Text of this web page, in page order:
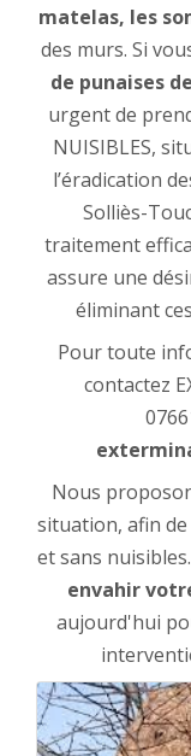
matelas, les
des murs. Si
de punaises
urgent de
NUISIBLES,
l’éradication
Solliès-
traitement
assure une
éliminant
Pour toute
contactez
Nous
situation, afin
et sans
envahir
aujourd'hui